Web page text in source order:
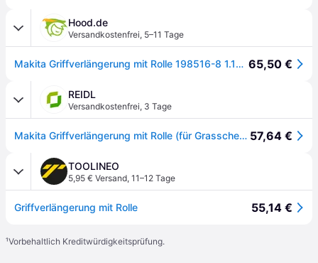
Hood.de
Versandkostenfrei, 5–11 Tage
Makita Griffverlängerung mit Rolle 198516-8 1.140 mm 65,50 €
REIDL
Versandkostenfrei, 3 Tage
Makita Griffverlängerung mit Rolle (für Grasschere UM600Z) 57,64 €
TOOLINEO
5,95 € Versand, 11–12 Tage
Griffverlängerung mit Rolle 55,14 €
¹Vorbehaltlich Kreditwürdigkeitsprüfung.